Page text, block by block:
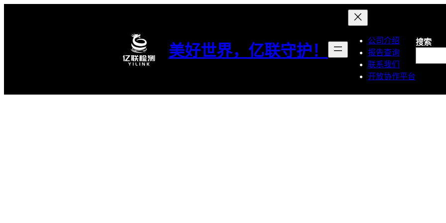
美好世界，亿联守护！
公司介绍
报告查询
联系我们
开放协作平台
搜索